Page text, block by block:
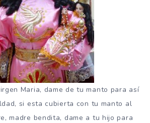
Maria, dame de tu manto para así
si esta cubierta con tu manto al
madre bendita, dame a tu hijo para